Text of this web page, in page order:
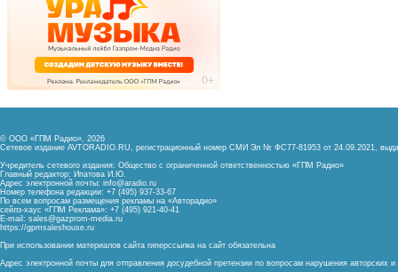
© ООО «ГПМ Радио», 2026
Сетевое издание AVTORADIO.RU, регистрационный номер СМИ Эл № ФС77-81953 от 24.09.2021,
Учредитель сетевого издания: Общество с ограниченной ответственностью «ГПМ Радио»
Главный редактор: Ипатова И.Ю.
Адрес электронной почты: info@aradio.ru
Номер телефона редакции: +7 (495) 937-33-67
По всем вопросам размещения рекламы на «Авторадио»
сейлз-хаус «ГПМ Реклама»: +7 (495) 921-40-41
E-mail: sales@gazprom-media.ru
https://gpmsaleshouse.ru
При использовании материалов сайта гиперссылка на сайт обязательна
Адрес электронной почты для отправления досудебной претензии по вопросам нарушения авторских